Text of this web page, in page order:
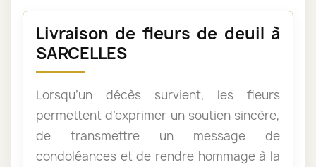
Livraison de fleurs de deuil à
SARCELLES
Lorsqu’un décès survient, les fleurs
permettent d’exprimer un soutien sincère,
de transmettre un message de
condoléances et de rendre hommage à la